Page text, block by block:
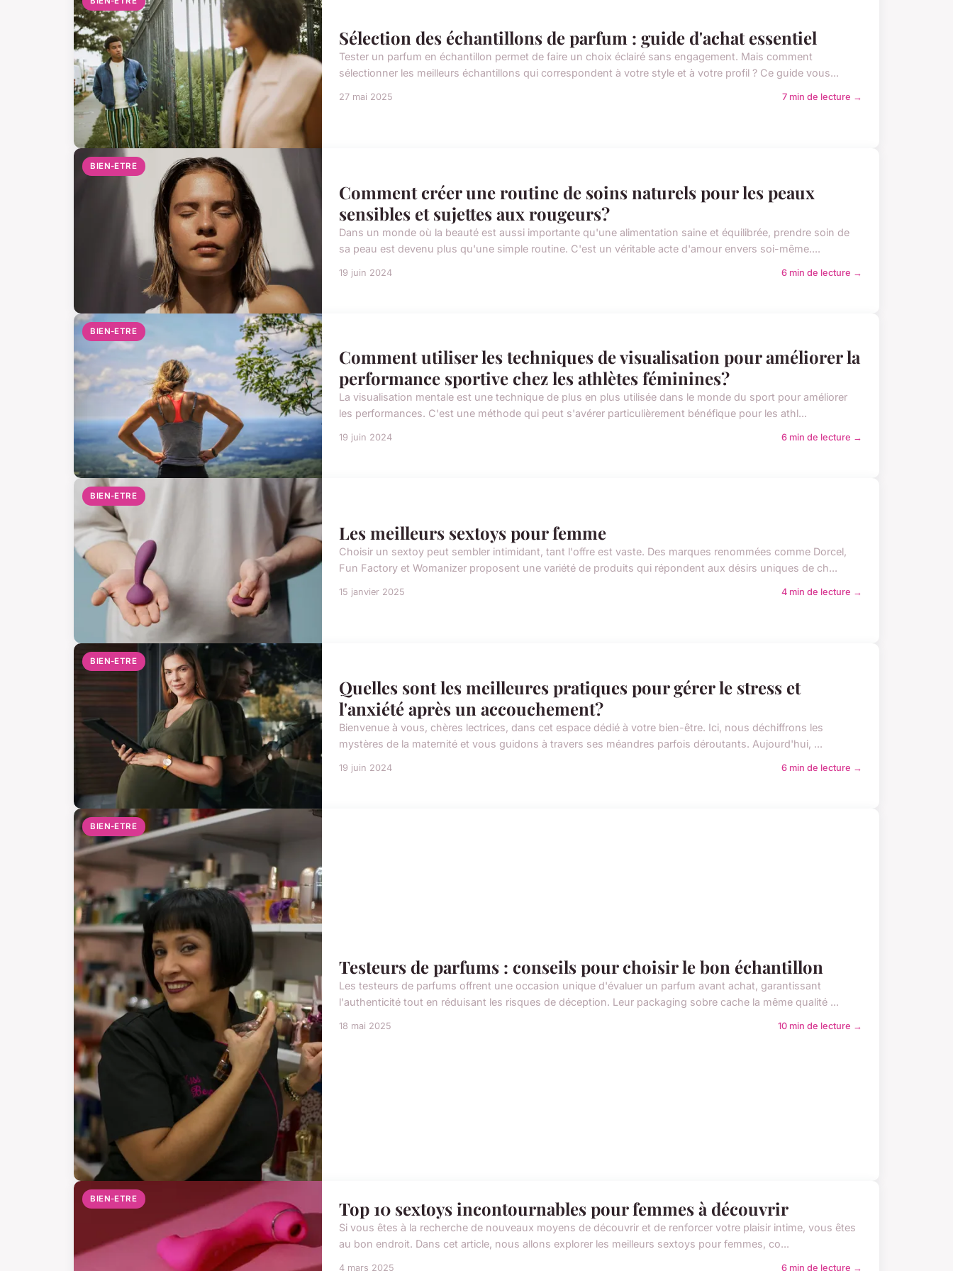
Sélection des échantillons de parfum : guide d'achat essentiel
Tester un parfum en échantillon permet de faire un choix éclairé sans engagement. Mais comment
sélectionner les meilleurs échantillons qui correspondent à votre style et à votre profil ? Ce guide vous...
27 mai 2025 7 min de lecture →
BIEN-ETRE
Comment créer une routine de soins naturels pour les peaux
sensibles et sujettes aux rougeurs?
Dans un monde où la beauté est aussi importante qu'une alimentation saine et équilibrée, prendre soin de
sa peau est devenu plus qu'une simple routine. C'est un véritable acte d'amour envers soi-même....
19 juin 2024 6 min de lecture →
BIEN-ETRE
Comment utiliser les techniques de visualisation pour améliorer la
performance sportive chez les athlètes féminines?
La visualisation mentale est une technique de plus en plus utilisée dans le monde du sport pour améliorer
les performances. C'est une méthode qui peut s'avérer particulièrement bénéfique pour les athl...
19 juin 2024 6 min de lecture →
BIEN-ETRE
Les meilleurs sextoys pour femme
Choisir un sextoy peut sembler intimidant, tant l'offre est vaste. Des marques renommées comme Dorcel,
Fun Factory et Womanizer proposent une variété de produits qui répondent aux désirs uniques de ch...
15 janvier 2025 4 min de lecture →
BIEN-ETRE
Quelles sont les meilleures pratiques pour gérer le stress et
l'anxiété après un accouchement?
Bienvenue à vous, chères lectrices, dans cet espace dédié à votre bien-être. Ici, nous déchiffrons les
mystères de la maternité et vous guidons à travers ses méandres parfois déroutants. Aujourd'hui, ...
19 juin 2024 6 min de lecture →
BIEN-ETRE
Testeurs de parfums : conseils pour choisir le bon échantillon
Les testeurs de parfums offrent une occasion unique d'évaluer un parfum avant achat, garantissant
l'authenticité tout en réduisant les risques de déception. Leur packaging sobre cache la même qualité ...
18 mai 2025 10 min de lecture →
BIEN-ETRE Top 10 sextoys incontournables pour femmes à découvrir
Si vous êtes à la recherche de nouveaux moyens de découvrir et de renforcer votre plaisir intime, vous êtes
au bon endroit. Dans cet article, nous allons explorer les meilleurs sextoys pour femmes, co...
4 mars 2025 6 min de lecture →